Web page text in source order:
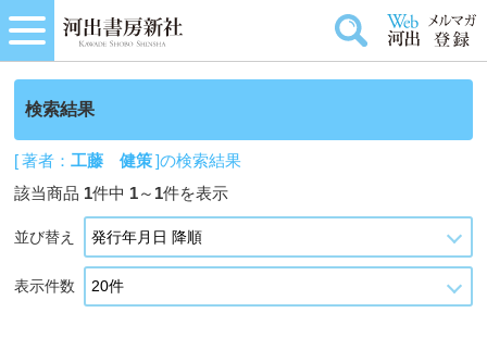
検索結果
[ 著者：工藤 健策]の検索結果
該当商品 1件中 1～ 1件を表示
並び替え
表示件数